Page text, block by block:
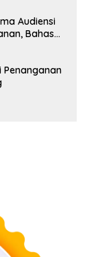
Audiensi
Bahas
Penanganan